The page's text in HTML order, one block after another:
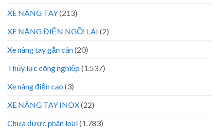
XE NÂNG TAY(213)
XE NÂNG ĐIỆN NGỒI LÁI (2)
Xe nâng tay gắn cân(20)
Thủy lực công nghiệp (1.537)
Xe nâng điện cao (3)
XE NÂNG TAY INOX(22)
Chưa được phân loại(1.783)